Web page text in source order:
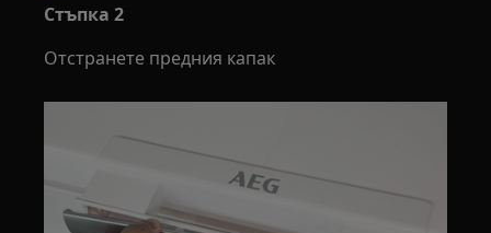
Стъпка 2
Отстранете предния капак